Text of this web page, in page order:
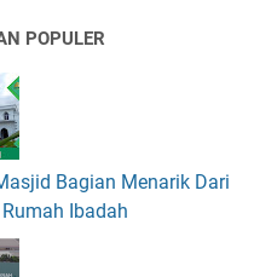
POPULER
Bagian Menarik Dari
Ibadah